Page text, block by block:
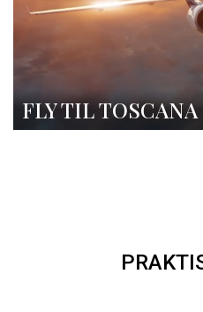
FLY TIL TOSCANA